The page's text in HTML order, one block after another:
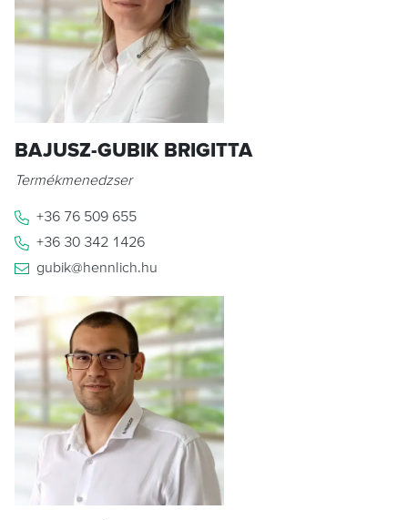
BAJUSZ-GUBIK BRIGITTA
Termékmenedzser
+36 76 509 655
+36 30 342 1426
gubik@hennlich.hu